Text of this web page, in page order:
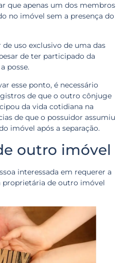
que apenas um dos membros
no imóvel sem a presença do
uso exclusivo de uma das
de ter participado da
posse.
esse ponto, é necessário
de que o outro cônjuge
da vida cotidiana na
de que o possuidor assumiu
imóvel após a separação.
outro imóvel
interessada em requerer a
proprietária de outro imóvel